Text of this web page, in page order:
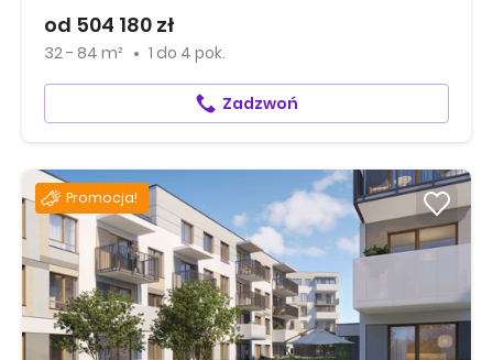
od 504 180 zł
32 - 84 m² 1 do 4 pok.
Zadzwoń
Promocja!